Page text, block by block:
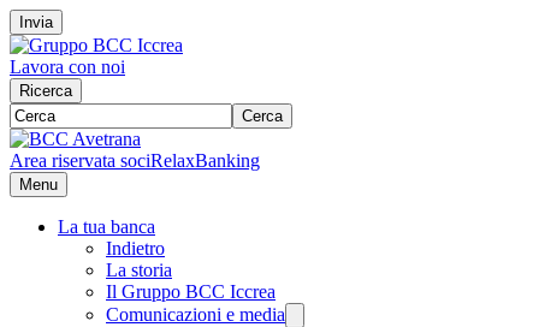
Invia
Lavora con noi
Ricerca
Cerca
Area riservata sociRelaxBanking
Menu
La tua banca
Indietro
La storia
Il Gruppo BCC Iccrea
Comunicazioni e media